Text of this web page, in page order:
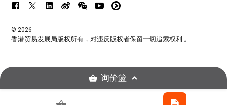
© 2026
香港贸易发展局版权所有，对违反版权者保留一切追索权利 。
询价篮